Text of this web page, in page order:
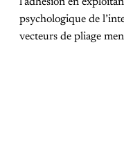
psychologique de
vecteurs de pliage